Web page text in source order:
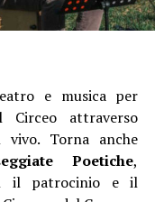
proposte
l’Infermeria dei
di teatro-danza
Scalzi, un’opera
e musica per
Circeo attraverso
Torna anche
Poetiche,
il patrocinio e il